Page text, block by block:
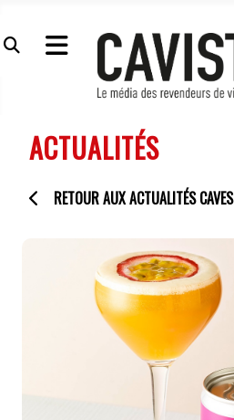
ACTUALITÉS
RETOUR AUX ACTUALITÉS CAVES